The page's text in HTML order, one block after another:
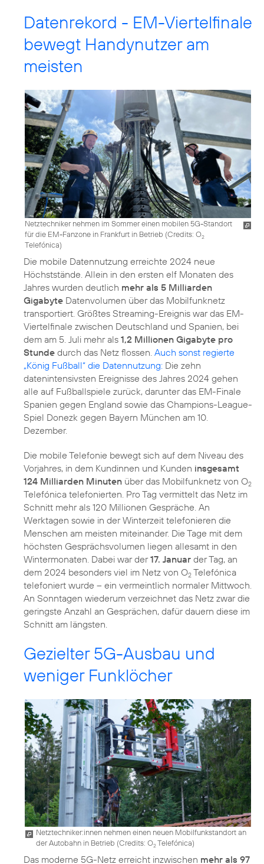
Datenrekord - EM-Viertelfinale
bewegt Handynutzer am
meisten
Netztechniker nehmen im Sommer einen mobilen 5G-Standort
für die EM-Fanzone in Frankfurt in Betrieb (Credits: O2
Telefónica)
Die mobile Datennutzung erreichte 2024 neue
Höchststände. Allein in den ersten elf Monaten des
Jahres wurden deutlich mehr als 5 Milliarden
Gigabyte Datenvolumen über das Mobilfunknetz
transportiert. Größtes Streaming-Ereignis war das EM-
Viertelfinale zwischen Deutschland und Spanien, bei
dem am 5. Juli mehr als 1,2 Millionen Gigabyte pro
Stunde durch das Netz flossen. Auch sonst regierte
„König Fußball“ die Datennutzung: Die zehn
datenintensivsten Ereignisse des Jahres 2024 gehen
alle auf Fußballspiele zurück, darunter das EM-Finale
Spanien gegen England sowie das Champions-League-
Spiel Donezk gegen Bayern München am 10.
Dezember.
Die mobile Telefonie bewegt sich auf dem Niveau des
Vorjahres, in dem Kundinnen und Kunden insgesamt
124 Milliarden Minuten über das Mobilfunknetz von O2
Telefónica telefonierten. Pro Tag vermittelt das Netz im
Schnitt mehr als 120 Millionen Gespräche. An
Werktagen sowie in der Winterzeit telefonieren die
Menschen am meisten miteinander. Die Tage mit dem
höchsten Gesprächsvolumen liegen allesamt in den
Wintermonaten. Dabei war der17. Januar der Tag, an
dem 2024 besonders viel im Netz von O2 Telefónica
telefoniert wurde – ein vermeintlich normaler Mittwoch.
An Sonntagen wiederum verzeichnet das Netz zwar die
geringste Anzahl an Gesprächen, dafür dauern diese im
Schnitt am längsten.
Gezielter 5G-Ausbau und
weniger Funklöcher
Netztechniker:innen nehmen einen neuen Mobilfunkstandort an
der Autobahn in Betrieb (Credits: O2Telefónica)
Das moderne 5G-Netz erreicht inzwischen mehr als 97